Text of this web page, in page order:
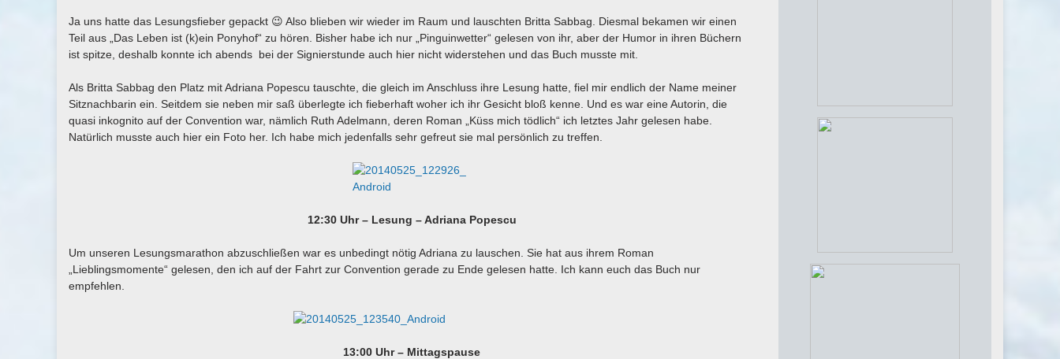
Ja uns hatte das Lesungsfieber gepackt 😉 Also blieben wir wieder im Raum und lauschten Britta Sabbag. Diesmal bekamen wir einen
Teil aus „Das Leben ist (k)ein Ponyhof“ zu hören. Bisher habe ich nur „Pinguinwetter“ gelesen von ihr, aber der Humor in ihren Büchern
ist spitze, deshalb konnte ich abends bei der Signierstunde auch hier nicht widerstehen und das Buch musste mit.
Als Britta Sabbag den Platz mit Adriana Popescu tauschte, die gleich im Anschluss ihre Lesung hatte, fiel mir endlich der Name meiner
Sitznachbarin ein. Seitdem sie neben mir saß überlegte ich fieberhaft woher ich ihr Gesicht bloß kenne. Und es war eine Autorin, die
quasi inkognito auf der Convention war, nämlich Ruth Adelmann, deren Roman „Küss mich tödlich“ ich letztes Jahr gelesen habe.
Natürlich musste auch hier ein Foto her. Ich habe mich jedenfalls sehr gefreut sie mal persönlich zu treffen.
12:30 Uhr – Lesung – Adriana Popescu
Um unseren Lesungsmarathon abzuschließen war es unbedingt nötig Adriana zu lauschen. Sie hat aus ihrem Roman
„Lieblingsmomente“ gelesen, den ich auf der Fahrt zur Convention gerade zu Ende gelesen hatte. Ich kann euch das Buch nur
empfehlen.
13:00 Uhr – Mittagspause